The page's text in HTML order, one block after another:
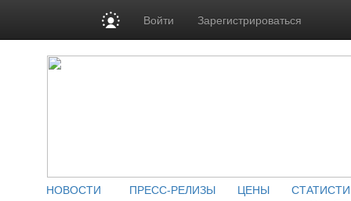
Войти Зарегистрироваться
НОВОСТИ ПРЕСС-РЕЛИЗЫ ЦЕНЫ